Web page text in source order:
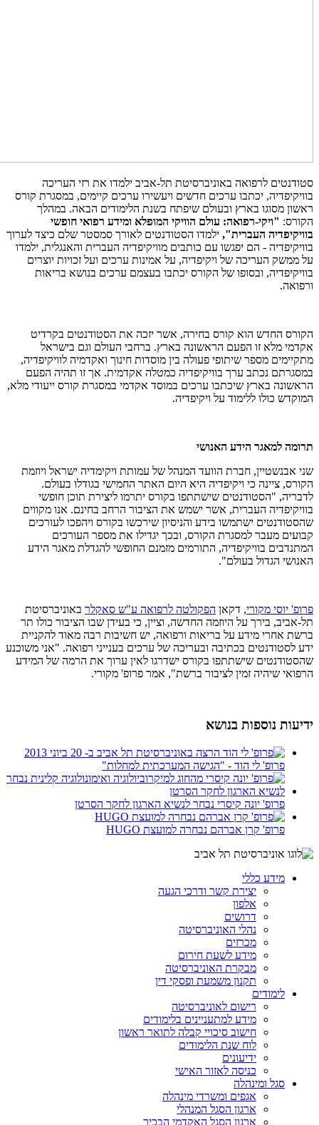
סטודנטים לרפואה באוניברסיטת תל-אביב ילמדו את רזי העריכה
בוויקיפדיה, יכתבו ערכים חדשים ויעשירו ערכים קיימים, במסגרת קורס
ראשון מסוגו בארץ ובעולם שיפתח בשנת הלימודים הבאה. במהלך
הקורס: "ויקי-רפואה: עולם הוויקי המופלא ומידע רפואי חופשי
בוויקיפדיה העברית", ילמדו הסטודנטים לאורך סמסטר שלם כיצד לערוך
בוויקיפדיה - הם יפגשו עם כותבים מוויקיפדיה העברית והאנגלית, ילמדו
על ממשק העריכה של ויקיפדיה, על אמינות ערכים ועל זכויות יוצרים
בוויקיפדיה, ובסופו של הקורס יכתבו בעצמם ערכים בנושא בריאות
ורפואה.
הקורס החדש הוא קורס בחירה, אשר יזכה את הסטודנטים בקרדיט
אקדמי מלא זו הפעם הראשונה בארץ. ברחבי העולם וגם בישראל
מתקיימים מספר שיתופי פעולה בין מוסדות חינוך ואקדמיה לוויקיפדיה,
במסגרתם נכתב ערך בוויקיפדיה כמטלה אקדמית. אך זו תהיה הפעם
הראשונה בארץ שיכתבו ערכים במוסד אקדמי במסגרת קורס ייעודי מלא,
המוקדש כולו ללימוד על ויקיפדיה.
תרומה למאגר הידע האנושי
שני אבנשטיין, חברת הוועד המנהל של עמותת ויקימדיה ישראל ויוזמת
הקורס, ציינה כי ויקיפדיה היא היום האתר החמישי בגודלו בעולם.
לדבריה, "הסטודנטים שישתתפו בקורס יתרמו ליצירת תוכן חופשי
בוויקיפדיה העברית, אשר ישמש את הציבור הרחב בחינם. אנו מקווים
שהסטודנטים ישתמשו בידע והניסיון שירכשו בקורס ויהפכו לעורכים
קבועים מעבר למסגרת הקורס, ובכך יגדילו את מספר העורכים
המתנדבים בוויקיפדיה, התורמים מזמנם החופשי להגדלת מאגר הידע
האנושי הגדול בעולם".
פרופ' יוסי מקורי, דקאן הפקולטה לרפואה ע"ש סאקלר באוניברסיטת
תל-אביב, בירך על היוזמה החדשה, וציין, כי בעידן שבו הציבור כולו תר
ברשת אחרי מידע על בריאות ורפואה, יש חשיבות רבה מאוד להקניית
ידע לסטודנטים בכתיבה ובעריכה של ערכים בענייני רפואה. "אני משוכנע
שהסטודנטים שישתתפו בקורס ישדרגו לאין ערוך את הרמה של המידע
הרפואי שיהיה זמין לציבור ברשת", אמר פרופ' מקורי.
ידיעות נוספות בנושא
פרופ' לי הוד - "הגישה המערכתית למחלות"
פרופ' יונה קיסרי נבחר לנשיא הארגון לחקר הסרטן
פרופ' קרן אברהם נבחרה למועצת HUGO
מידע כללי
יצירת קשר ודרכי הגעה
אלפון
דרושים
נהלי האוניברסיטה
מכרזים
מידע לשעת חירום
מבקרת האוניברסיטה
תקנון משמעת ופסקי דין
לימודים
רישום לאוניברסיטה
מידע למתעניינים בלימודים
חישוב סיכויי קבלה לתואר ראשון
לוח שנת הלימודים
ידיעונים
כניסה לאזור האישי
סגל ומינהלה
אגפים ומשרדי מינהלה
ארגון הסגל המנהלי
ארגון הסגל האקדמי הבכיר